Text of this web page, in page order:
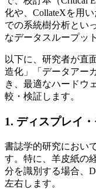
化や、CollateXを用
での系統樹分析とい
なデータスループッ
以下に、研究者が直
造化」「データアー
き、最適なハードウ
較・検証します。
1. ディスプレイ
書誌学的研究におい
す。特に、羊皮紙の
分を識別する場合、
左右します。